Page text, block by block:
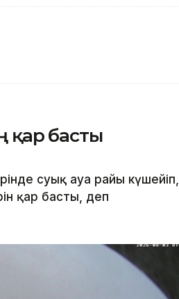
қар басты
суық ауа райы күшейіп,
қар басты, деп